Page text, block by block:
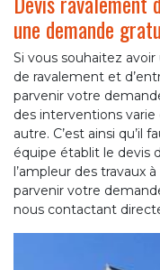
une demande
Si vous souhaitez
de ravalement et
parvenir votre
des interventions
autre. C’est ainsi
équipe établit le devis
l’ampleur des travaux
parvenir votre
nous contactant